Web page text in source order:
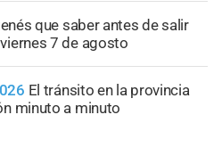
que saber antes de salir
7 de agosto
El tránsito en la provincia
minuto a minuto